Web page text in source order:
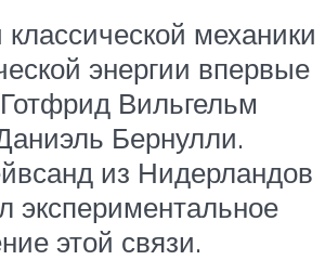
механики
энергии впервые
Вильгельм
Бернулли.
из Нидерландов
экспериментальное
этой связи.